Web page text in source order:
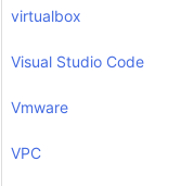
virtualbox
Visual Studio Code
Vmware
VPC